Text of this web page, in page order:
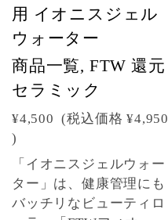
用 イオニスジェル
ウォーター
商品一覧, FTW 還元
セラミック
¥4,500 (税込価格 ¥4,950
)
「イオニスジェルウォー
ター」は、健康管理にも
バッチリなビューティロ